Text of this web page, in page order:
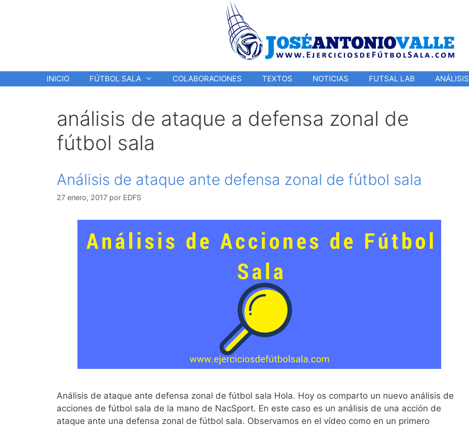
INICIO FÚTBOL SALA COLABORACIONES TEXTOS NOTICIAS FUTSAL LAB ANÁLISIS
análisis de ataque a defensa zonal de
fútbol sala
Análisis de ataque ante defensa zonal de fútbol sala
27 enero, 2017 por EDFS
Análisis de ataque ante defensa zonal de fútbol sala Hola. Hoy os comparto un nuevo análisis de
acciones de fútbol sala de la mano de NacSport. En este caso es un análisis de una acción de
ataque ante una defensa zonal de fútbol sala. Observamos en el vídeo como en un primero